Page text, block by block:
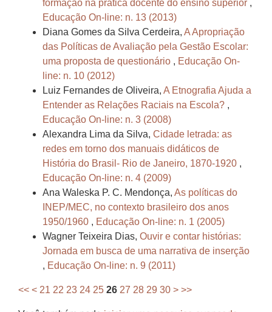
formação na prática docente do ensino superior ,
Educação On-line: n. 13 (2013)
Diana Gomes da Silva Cerdeira, A Apropriação
das Políticas de Avaliação pela Gestão Escolar:
uma proposta de questionário , Educação On-
line: n. 10 (2012)
Luiz Fernandes de Oliveira, A Etnografia Ajuda a
Entender as Relações Raciais na Escola? ,
Educação On-line: n. 3 (2008)
Alexandra Lima da Silva, Cidade letrada: as
redes em torno dos manuais didáticos de
História do Brasil- Rio de Janeiro, 1870-1920 ,
Educação On-line: n. 4 (2009)
Ana Waleska P. C. Mendonça, As políticas do
INEP/MEC, no contexto brasileiro dos anos
1950/1960 , Educação On-line: n. 1 (2005)
Wagner Teixeira Dias, Ouvir e contar histórias:
Jornada em busca de uma narrativa de inserção
, Educação On-line: n. 9 (2011)
<< < 21 22 23 24 25 26 27 28 29 30 > >>